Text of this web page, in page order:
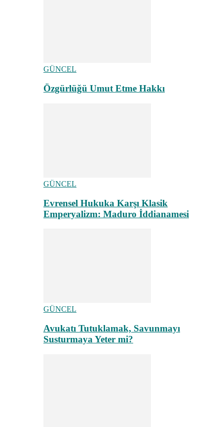
GÜNCEL
Özgürlüğü Umut Etme Hakkı
GÜNCEL
Evrensel Hukuka Karşı Klasik
Emperyalizm: Maduro İddianamesi
GÜNCEL
Avukatı Tutuklamak, Savunmayı
Susturmaya Yeter mi?